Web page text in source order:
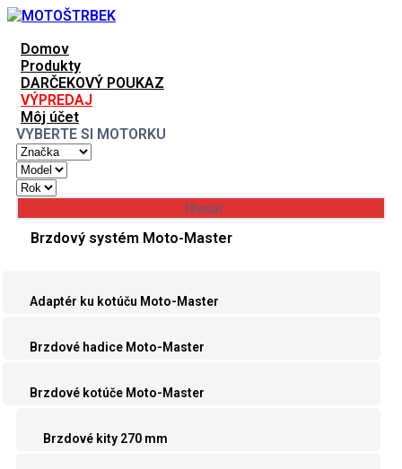
Domov
Produkty
DARČEKOVÝ POUKAZ
VÝPREDAJ
Môj účet
VYBERTE SI MOTORKU
Brzdový systém Moto-Master
Adaptér ku kotúču Moto-Master
Brzdové hadice Moto-Master
Brzdové kotúče Moto-Master
Brzdové kity 270 mm